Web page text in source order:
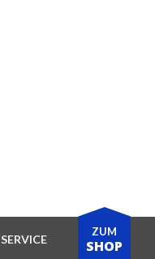
SERVICE
ZUM
SHOP